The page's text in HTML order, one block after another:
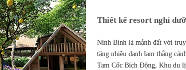
Thiết kế resort nghỉ
Ninh Bình là mảnh đất với
tặng nhiều danh lam thắng
Tam Cốc Bích Động, Khu du